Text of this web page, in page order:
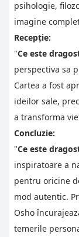
psihologie,
imagine
Recepție:
"Ce este
perspectiva sa
Cartea a fost
ideilor sale,
a transforma
Concluzie:
"Ce este
inspiratoare a
pentru oricine
mod autentic.
Osho
temerile